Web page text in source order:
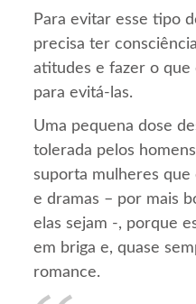
Para evitar esse tipo
precisa ter
atitudes e fazer o que
para evitá-las.
Uma pequena dose
tolerada pelos
suporta mulheres que
e dramas – por mais
elas sejam -, porque
em briga e, quase
romance.